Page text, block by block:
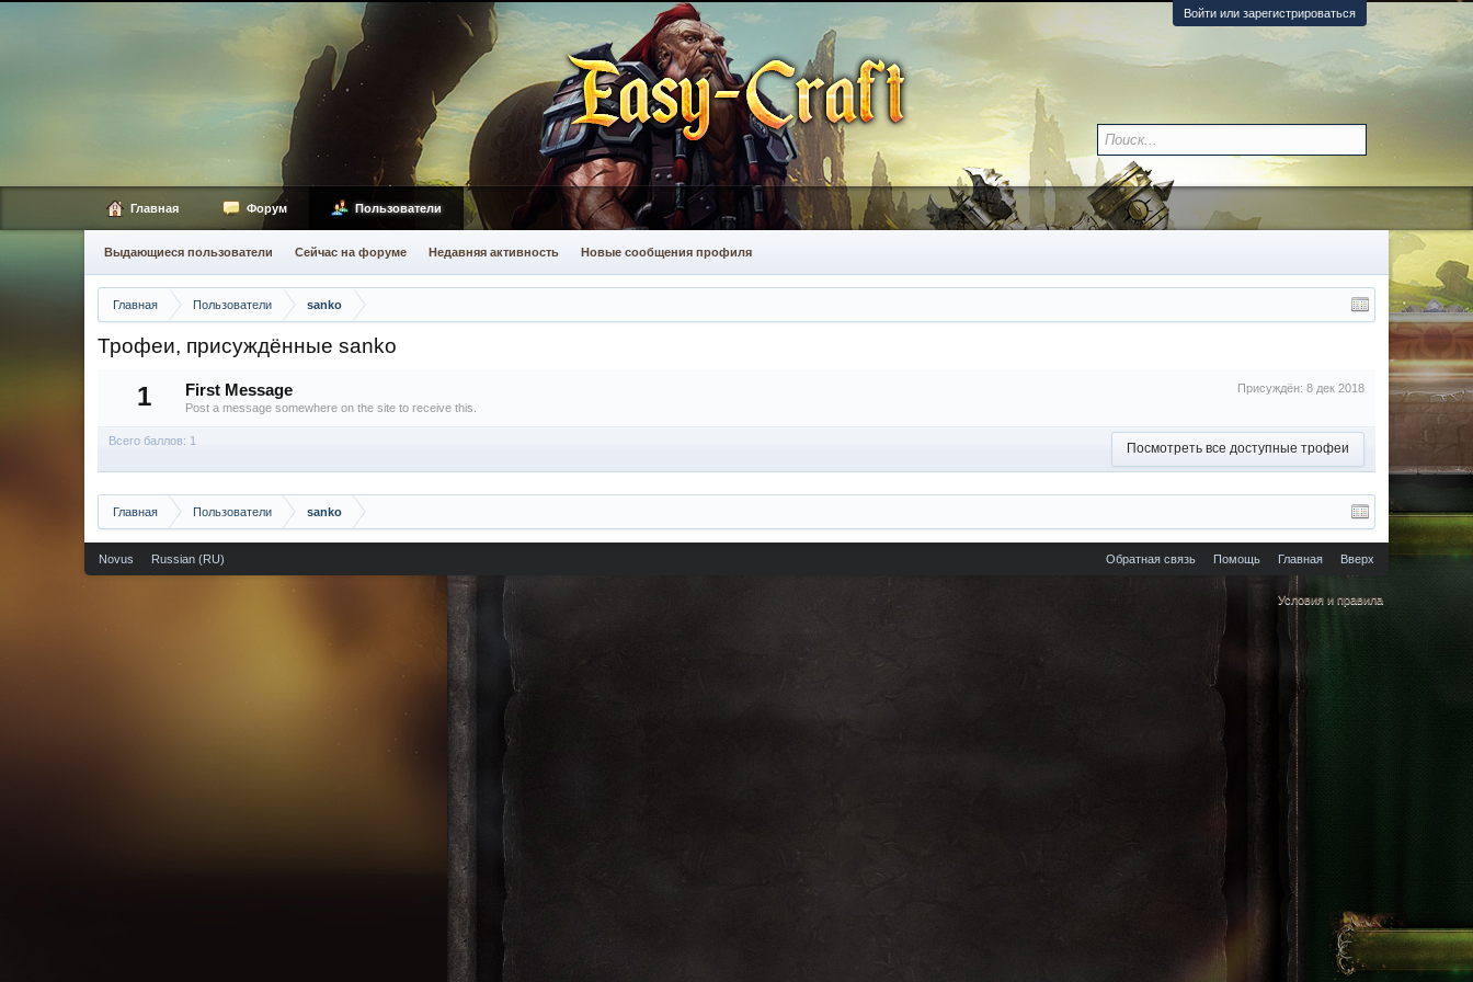
Войти или зарегистрироваться
Главная Пользователи sanko
Трофеи, присуждённые sanko
1 Присуждён: 8 дек 2018
First Message
Post a message somewhere on the site to receive this.
Всего баллов: 1 Посмотреть все доступные трофеи
Главная Пользователи sanko
Главная Форум Пользователи
Выдающиеся пользователи Сейчас на форуме Недавняя активность Новые сообщения профиля
Novus Russian (RU) Обратная связь Помощь Главная Вверх
Условия и правила